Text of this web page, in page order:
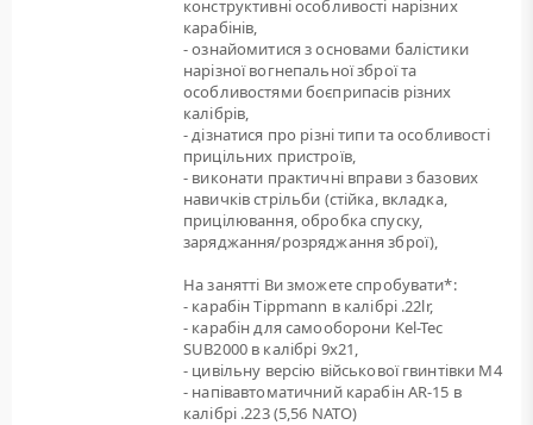
конструктивні особливості нарізних
карабінів,
- ознайомитися з основами балістики
нарізної вогнепальної зброї та
особливостями боєприпасів різних
калібрів,
- дізнатися про різні типи та особливості
прицільних пристроїв,
- виконати практичні вправи з базових
навичків стрільби (стійка, вкладка,
прицілювання, обробка спуску,
заряджання/розряджання зброї),
На занятті Ви зможете спробувати*:
- карабін Tippmann в калібрі .22lr,
- карабін для самооборони Kel-Tec
SUB2000 в калібрі 9х21,
- цивільну версію військової гвинтівки M4
- напівавтоматичний карабін AR-15 в
калібрі .223 (5,56 NATO)